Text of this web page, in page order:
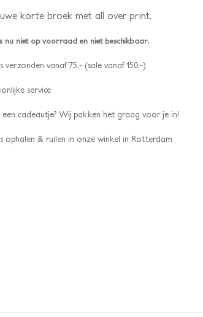
korte broek met all over print.
nu niet op voorraad en niet beschikbaar.
verzonden vanaf 75,- (sale vanaf 150,-)
service
een cadeautje? Wij pakken het graag voor je in!
ophalen & ruilen in onze winkel in Rotterdam